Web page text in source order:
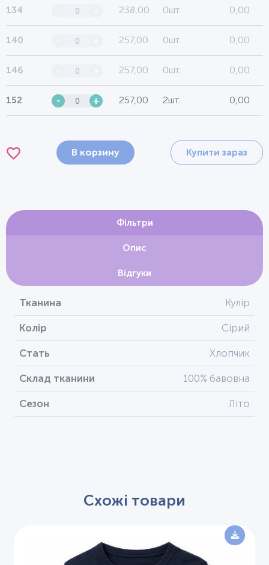
134 238,00 0шт. 0,00
140 257,00 0шт. 0,00
146 257,00 0шт. 0,00
152 - + 257,00 2шт. 0,00
В корзину Купити зараз
Фільтри
Опис
Відгуки
Тканина Кулір
Колір Сірий
Стать Хлопчик
Склад тканини 100% бавовна
Сезон Літо
Схожі товари